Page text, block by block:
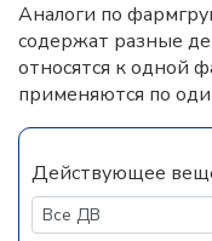
Аналоги по
содержат разные
относятся к одной
применяются по
Действующее